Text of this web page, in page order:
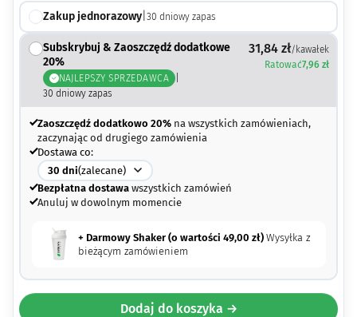
Zakup jednorazowy| 30 dniowy zapas
Subskrybuj & Zaoszczędź dodatkowe
20%
NAJLEPSZY SPRZEDAWCA
30 dniowy zapas
31,84 zł/kawałek
Ratować7,96 zł
Zaoszczędź dodatkowo 20%na wszystkich zamówieniach,
zaczynając od drugiego zamówienia
Dostawa co:
30 dni(zalecane)
Bezpłatna dostawawszystkich zamówień
Anuluj w dowolnym momencie
+ Darmowy Shaker (o wartości 49,00 zł) Wysyłka z
bieżącym zamówieniem
Dodaj do koszyka →